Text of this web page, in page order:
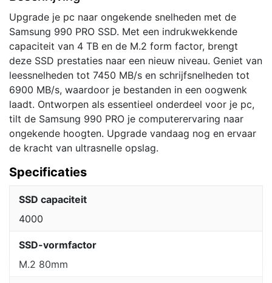
Upgrade je pc naar ongekende snelheden met de
Samsung 990 PRO SSD. Met een indrukwekkende
capaciteit van 4 TB en de M.2 form factor, brengt
deze SSD prestaties naar een nieuw niveau. Geniet van
leessnelheden tot 7450 MB/s en schrijfsnelheden tot
6900 MB/s, waardoor je bestanden in een oogwenk
laadt. Ontworpen als essentieel onderdeel voor je pc,
tilt de Samsung 990 PRO je computerervaring naar
ongekende hoogten. Upgrade vandaag nog en ervaar
de kracht van ultrasnelle opslag.
Specificaties
SSD capaciteit
4000
SSD-vormfactor
M.2 80mm